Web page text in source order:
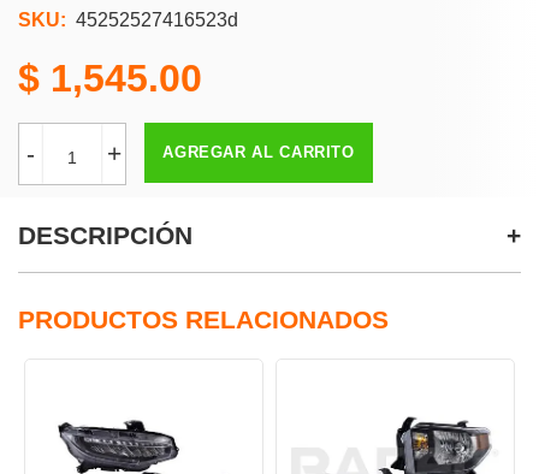
SKU: 45252527416523d
1,545.00
- + AGREGAR AL CARRITO
DESCRIPCIÓN
PRODUCTOS RELACIONADOS